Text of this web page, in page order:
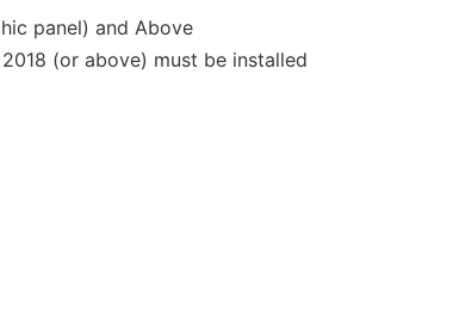
panel) and Above
(or above) must be installed